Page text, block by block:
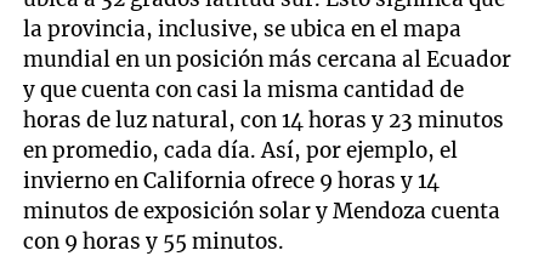
la provincia, inclusive, se ubica en el mapa
mundial en un posición más cercana al Ecuador
y que cuenta con casi la misma cantidad de
horas de luz natural, con 14 horas y 23 minutos
en promedio, cada día. Así, por ejemplo, el
invierno en California ofrece 9 horas y 14
minutos de exposición solar y Mendoza cuenta
con 9 horas y 55 minutos.